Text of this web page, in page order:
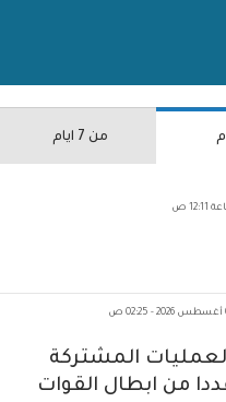
من 7 ايام
ص
المشتركة
من ابطال القوات